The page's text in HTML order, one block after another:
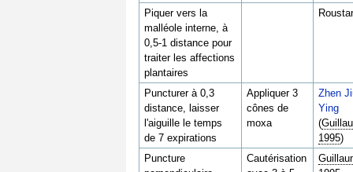
Piquer vers la
malléole interne, à
0,5-1 distance pour
traiter les affections
plantaires
Puncturer à 0,3
distance, laisser
l'aiguille le temps
de 7 expirations
Appliquer 3
cônes de
moxa
Zhen
Ying
(
1995)
Puncture
Cautérisation